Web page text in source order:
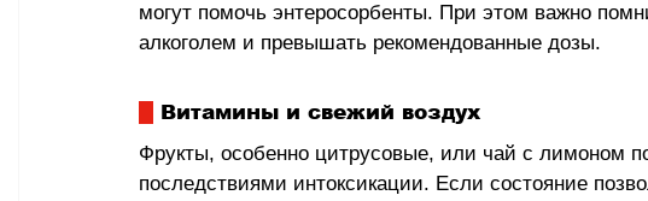
могут помочь энтеросорбенты. При этом важно
алкоголем и превышать рекомендованные дозы.
Витамины и свежий воздух
Фрукты, особенно цитрусовые, или чай с лимоном
последствиями интоксикации. Если состояние